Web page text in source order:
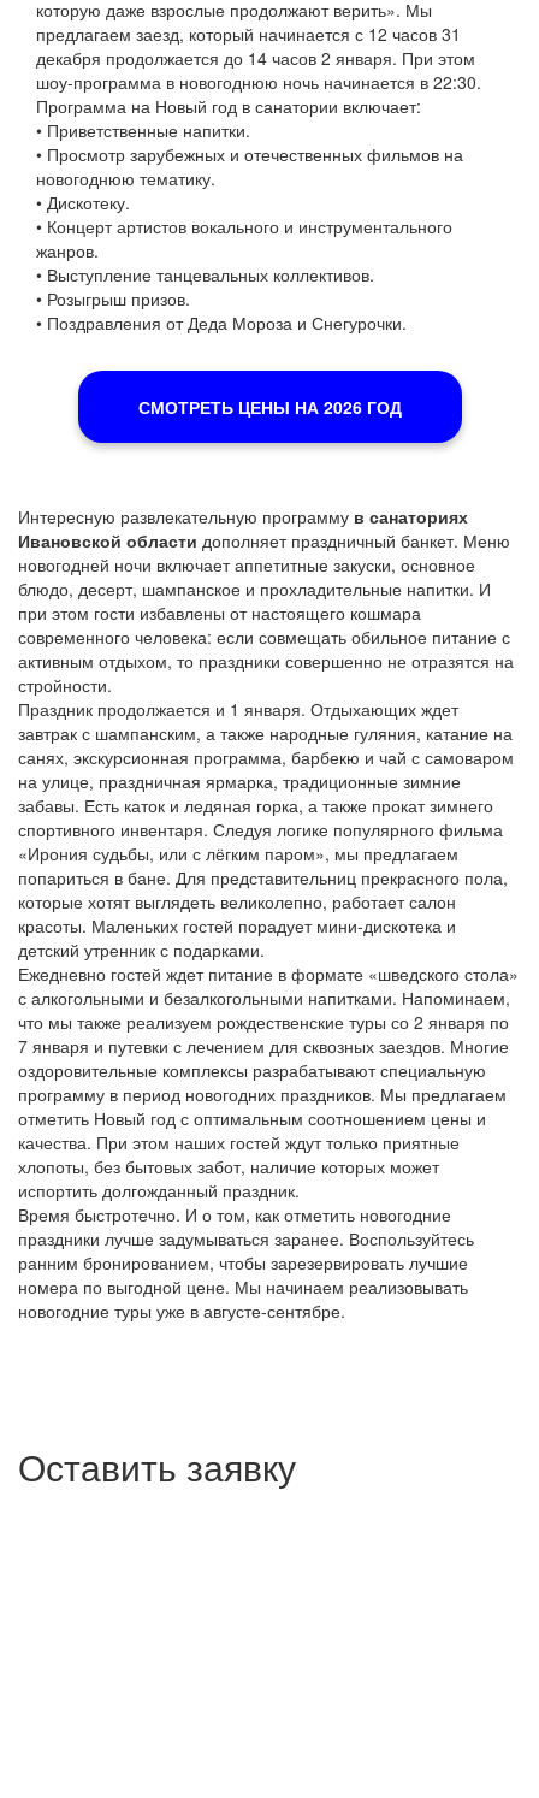
которую даже взрослые продолжают верить». Мы
предлагаем заезд, который начинается с 12 часов 31
декабря продолжается до 14 часов 2 января. При этом
шоу-программа в новогоднюю ночь начинается в 22:30.
Программа на Новый год в санатории включает:
• Приветственные напитки.
• Просмотр зарубежных и отечественных фильмов на
новогоднюю тематику.
• Дискотеку.
• Концерт артистов вокального и инструментального
жанров.
• Выступление танцевальных коллективов.
• Розыгрыш призов.
• Поздравления от Деда Мороза и Снегурочки.
СМОТРЕТЬ ЦЕНЫ НА 2026 ГОД
Интересную развлекательную программу в санаториях
Ивановской области дополняет праздничный банкет. Меню
новогодней ночи включает аппетитные закуски, основное
блюдо, десерт, шампанское и прохладительные напитки. И
при этом гости избавлены от настоящего кошмара
современного человека: если совмещать обильное питание с
активным отдыхом, то праздники совершенно не отразятся на
стройности.
Праздник продолжается и 1 января. Отдыхающих ждет
завтрак с шампанским, а также народные гуляния, катание на
санях, экскурсионная программа, барбекю и чай с самоваром
на улице, праздничная ярмарка, традиционные зимние
забавы. Есть каток и ледяная горка, а также прокат зимнего
спортивного инвентаря. Следуя логике популярного фильма
«Ирония судьбы, или с лёгким паром», мы предлагаем
попариться в бане. Для представительниц прекрасного пола,
которые хотят выглядеть великолепно, работает салон
красоты. Маленьких гостей порадует мини-дискотека и
детский утренник с подарками.
Ежедневно гостей ждет питание в формате «шведского стола»
с алкогольными и безалкогольными напитками. Напоминаем,
что мы также реализуем рождественские туры со 2 января по
7 января и путевки с лечением для сквозных заездов. Многие
оздоровительные комплексы разрабатывают специальную
программу в период новогодних праздников. Мы предлагаем
отметить Новый год с оптимальным соотношением цены и
качества. При этом наших гостей ждут только приятные
хлопоты, без бытовых забот, наличие которых может
испортить долгожданный праздник.
Время быстротечно. И о том, как отметить новогодние
праздники лучше задумываться заранее. Воспользуйтесь
ранним бронированием, чтобы зарезервировать лучшие
номера по выгодной цене. Мы начинаем реализовывать
новогодние туры уже в августе-сентябре.
Оставить заявку